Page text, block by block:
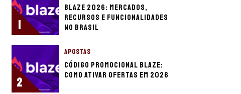
1
Blaze 2026: mercados,
recursos e funcionalidades
no Brasil
2
APOSTAS
Código promocional Blaze:
como ativar ofertas em 2026